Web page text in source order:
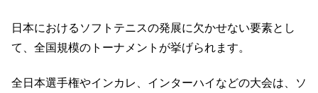
日本におけるソフトテニスの発展に欠かせない要素とし
て、全国規模のトーナメントが挙げられます。
全日本選手権やインカレ、インターハイなどの大会は、ソ